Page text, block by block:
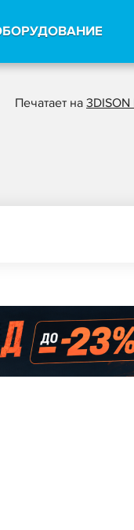
Печатает на 3DISON